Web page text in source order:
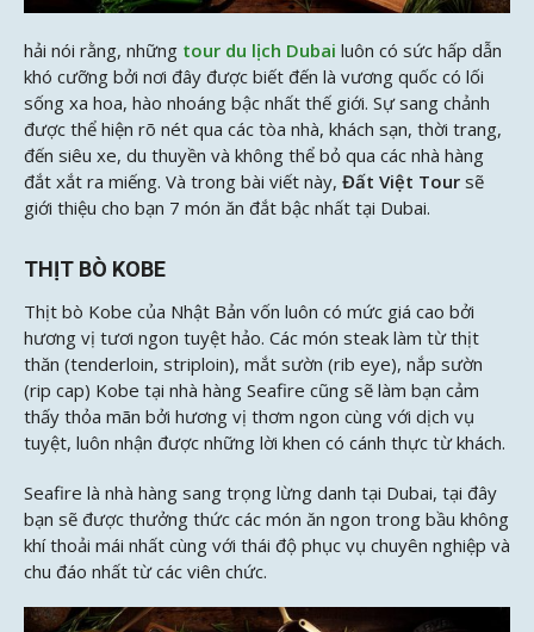
hải nói rằng, những tour du lịch Dubai luôn có sức hấp dẫn
khó cưỡng bởi nơi đây được biết đến là vương quốc có lối
sống xa hoa, hào nhoáng bậc nhất thế giới. Sự sang chảnh
được thể hiện rõ nét qua các tòa nhà, khách sạn, thời trang,
đến siêu xe, du thuyền và không thể bỏ qua các nhà hàng
đắt xắt ra miếng. Và trong bài viết này, Đất Việt Tour sẽ
giới thiệu cho bạn 7 món ăn đắt bậc nhất tại Dubai.
THỊT BÒ KOBE
Thịt bò Kobe của Nhật Bản vốn luôn có mức giá cao bởi
hương vị tươi ngon tuyệt hảo. Các món steak làm từ thịt
thăn (tenderloin, striploin), mắt sườn (rib eye), nắp sườn
(rip cap) Kobe tại nhà hàng Seafire cũng sẽ làm bạn cảm
thấy thỏa mãn bởi hương vị thơm ngon cùng với dịch vụ
tuyệt, luôn nhận được những lời khen có cánh thực từ khách.
Seafire là nhà hàng sang trọng lừng danh tại Dubai, tại đây
bạn sẽ được thưởng thức các món ăn ngon trong bầu không
khí thoải mái nhất cùng với thái độ phục vụ chuyên nghiệp và
chu đáo nhất từ các viên chức.